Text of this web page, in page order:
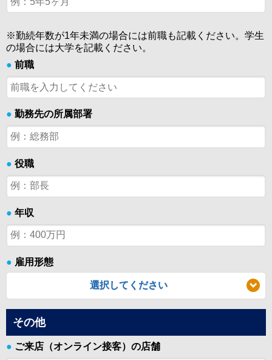
※勤続年数が1年未満の場合には前職も記載ください。学生
の場合には大学を記載ください。
● 前職
● 勤務先の所属部署
● 役職
● 年収
● 雇用形態
選択してください
その他
● ご来店（オンライン接客）の店舗